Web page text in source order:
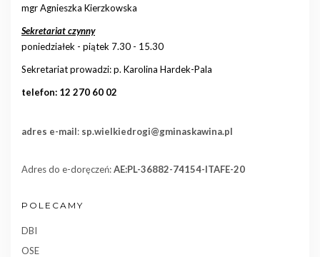
mgr Agnieszka Kierzkowska
Sekretariat czynny
poniedziałek - piątek 7.30 - 15.30
Sekretariat prowadzi: p. Karolina Hardek-Pala
telefon: 12 270 60 02
adres e-mail: sp.wielkiedrogi@gminaskawina.pl
Adres do e-doręczeń:AE:PL-36882-74154-ITAFE-20
POLECAMY
DBI
OSE